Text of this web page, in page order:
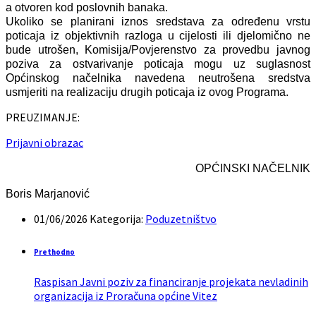
a otvoren kod poslovnih banaka.
Ukoliko se planirani iznos sredstava za određenu vrstu
poticaja iz objektivnih razloga u cijelosti ili djelomično ne
bude utrošen, Komisija/Povjerenstvo za provedbu javnog
poziva za ostvarivanje poticaja mogu uz suglasnost
Općinskog načelnika navedena neutrošena sredstva
usmjeriti na realizaciju drugih poticaja iz ovog Programa.
PREUZIMANJE:
Prijavni obrazac
OPĆINSKI NAČELNIK
Boris Marjanović
01/06/2026 Kategorija: Poduzetništvo
Prethodno
Raspisan Javni poziv za financiranje projekata nevladinih
organizacija iz Proračuna općine Vitez